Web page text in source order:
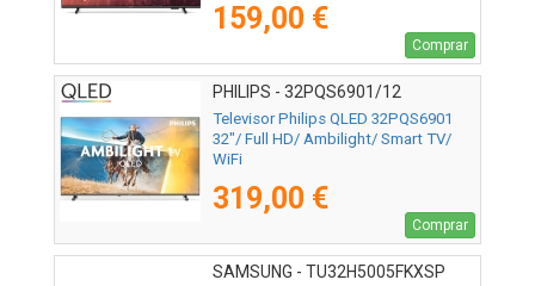
159,00 €
Comprar
PHILIPS - 32PQS6901/12
Televisor Philips QLED 32PQS6901
32"/ Full HD/ Ambilight/ Smart TV/
WiFi
319,00 €
Comprar
SAMSUNG - TU32H5005FKXSP